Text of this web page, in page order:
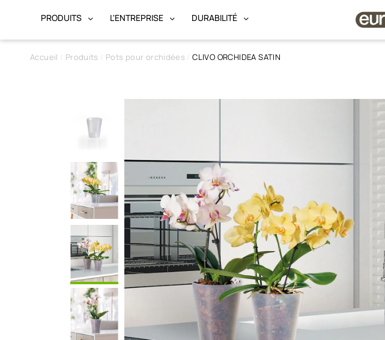
PRODUITS L'ENTREPRISE DURABILITÉ
Accueil Produits Pots pour orchidées CLIVO ORCHIDEA SATIN